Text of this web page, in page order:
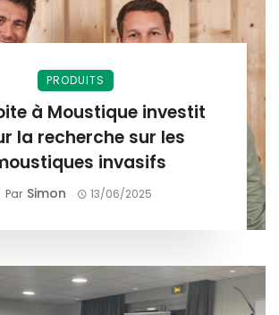
PRODUITS
à Moustique investit
la recherche sur les
invasifs
Par Simon 13/06/2025